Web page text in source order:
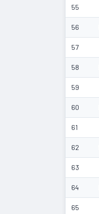
55
56
57
58
59
60
61
62
63
64
65